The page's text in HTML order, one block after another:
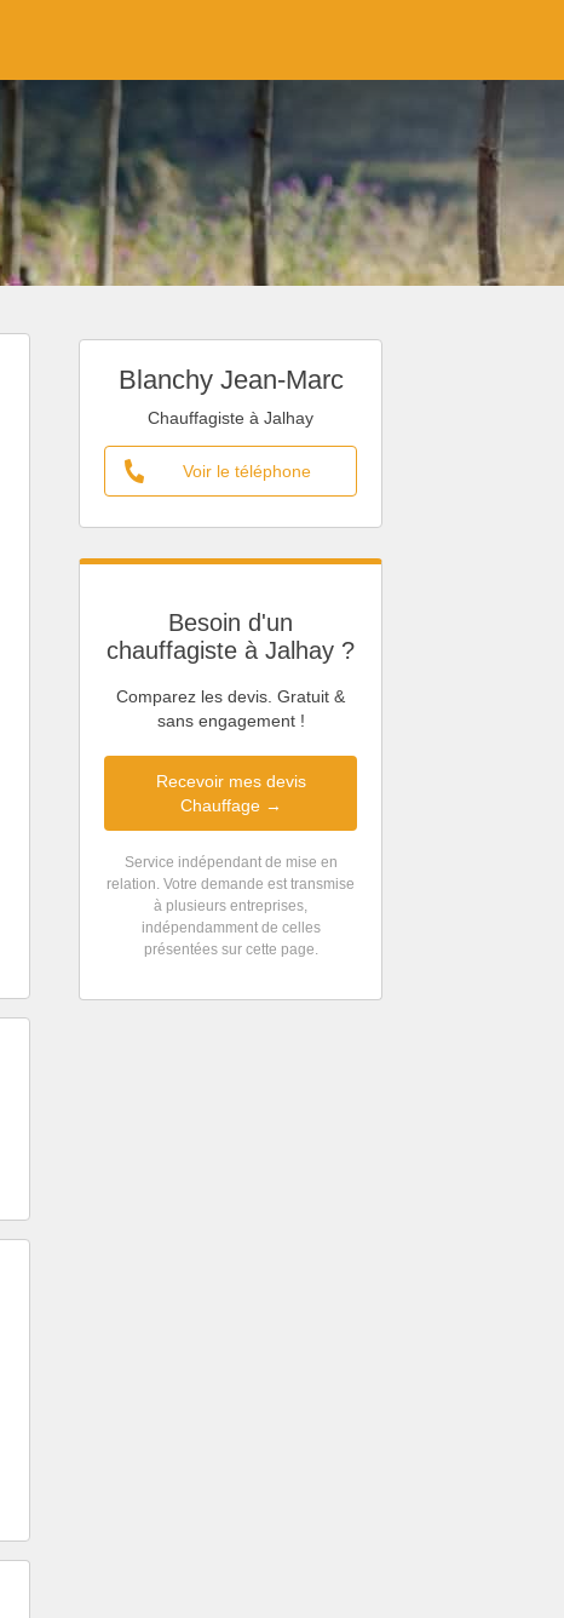
Blanchy Jean-Marc
Chauffagiste à Jalhay
Voir le téléphone
Besoin d'un
chauffagiste à Jalhay ?
Comparez les devis. Gratuit &
sans engagement !
Recevoir mes devis
Chauffage →
Service indépendant de mise en
relation. Votre demande est transmise
à plusieurs entreprises,
indépendamment de celles
présentées sur cette page.